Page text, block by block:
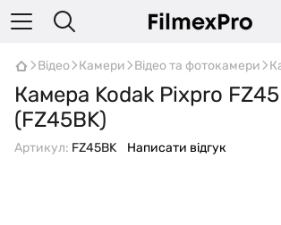
Відео Камери Відео та фотокамери
Камера Kodak Pixpro
(FZ45BK)
Артикул: FZ45BK Написати відгук